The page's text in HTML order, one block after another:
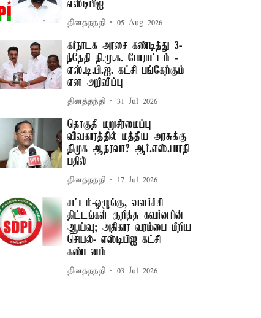
எஸ்டிபிஐ
தினத்தந்தி 05 Aug 2026
கர்நாடக அரசை கண்டித்து 3-
ந்தேதி தி.மு.க. போராட்டம் -
எஸ்.டி.பி.ஐ. கட்சி பங்கேற்கும்
என அறிவிப்பு
தினத்தந்தி 31 Jul 2026
தொகுதி மறுசீரமைப்பு
விவகாரத்தில் மத்திய அரசுக்கு
திமுக ஆதரவா? ஆர்.எஸ்.பாரதி
பதில்
தினத்தந்தி 17 Jul 2026
சட்டம்-ஒழுங்கு, வளர்ச்சி
திட்டங்கள் குறித்த கவர்னரின்
ஆய்வு; அதிகார வரம்பை மீறிய
செயல்- எஸ்டிபிஐ கட்சி
கண்டனம்
தினத்தந்தி 03 Jul 2026